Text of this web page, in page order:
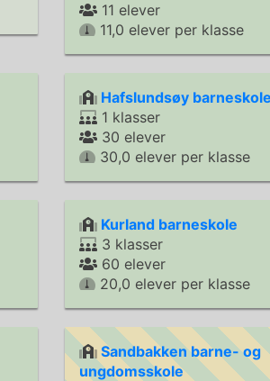
11 elever
11,0 elever per klasse
Hafslundsøy barneskole
1 klasser
30 elever
30,0 elever per klasse
Kurland barneskole
3 klasser
60 elever
20,0 elever per klasse
Sandbakken barne- og
ungdomsskole